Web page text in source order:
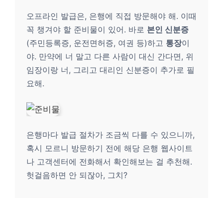
오프라인 발급은, 은행에 직접 방문해야 해. 이때
꼭 챙겨야 할 준비물이 있어. 바로 본인 신분증
(주민등록증, 운전면허증, 여권 등)하고 통장이
야. 만약에 너 말고 다른 사람이 대신 간다면, 위
임장이랑 너, 그리고 대리인 신분증이 추가로 필
요해.
은행마다 발급 절차가 조금씩 다를 수 있으니까,
혹시 모르니 방문하기 전에 해당 은행 웹사이트
나 고객센터에 전화해서 확인해보는 걸 추천해.
헛걸음하면 안 되잖아, 그치?